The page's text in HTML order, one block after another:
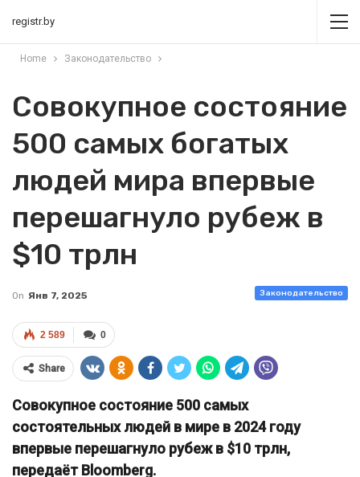
registr.by
Home Законодательство
Совокупное состояние
500 самых богатых
людей мира впервые
перешагнуло рубеж в
$10 трлн
Законодательство
On Янв 7, 2025
0
2 589
Share
Совокупное состояние 500 самых
состоятельных людей в мире в 2024 году
впервые перешагнуло рубеж в $10 трлн,
передаёт Bloomberg.